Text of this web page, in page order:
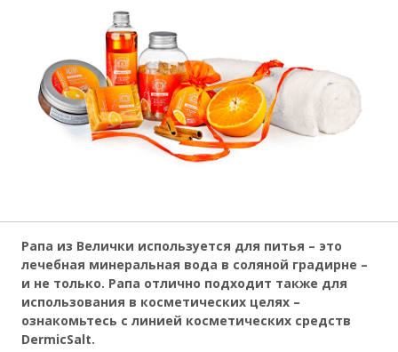
Рапа из Велички используется для питья – это
лечебная минеральная вода в соляной градирне –
и не только. Рапа отлично подходит также для
использования в косметических целях –
ознакомьтесь с линией косметических средств
DermicSalt.